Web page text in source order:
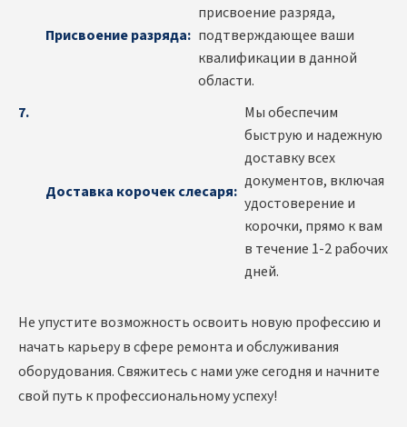
Присвоение разряда:
присвоение разряда,
подтверждающее ваши
квалификации в данной
области.
Доставка корочек слесаря:
Мы обеспечим
быструю и надежную
доставку всех
документов, включая
удостоверение и
корочки, прямо к вам
в течение 1-2 рабочих
дней.
Не упустите возможность освоить новую профессию и
начать карьеру в сфере ремонта и обслуживания
оборудования. Свяжитесь с нами уже сегодня и начните
свой путь к профессиональному успеху!